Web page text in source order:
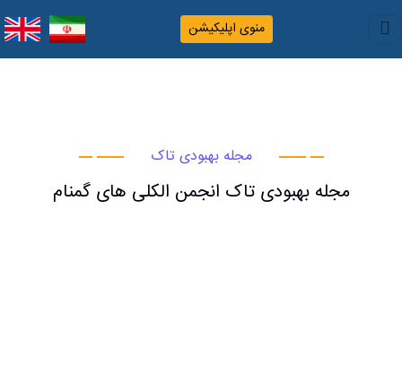
منوی اپلیکیشن
مجله بهبودی تاک
مجله بهبودی تاک انجمن الکلی های گمنام